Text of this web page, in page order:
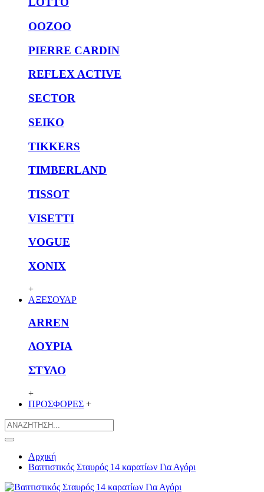
OOZOO
PIERRE CARDIN
REFLEX ACTIVE
SECTOR
SEIKO
TIKKERS
TIMBERLAND
TISSOT
VISETTI
VOGUE
XONIX
+
ΑΞΕΣΟΥΑΡ
ARREN
ΛΟΥΡΙΑ
ΣΤΥΛΟ
+
ΠΡΟΣΦΟΡΕΣ +
Αρχική
Βαπτιστικός Σταυρός 14 καρατίων Για Αγόρι